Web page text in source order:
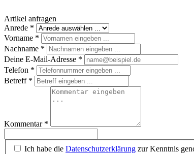
Artikel anfragen
Anrede *
Vorname *
Nachname *
Deine E-Mail-Adresse *
Telefon *
Betreff *
Kommentar *
Ich habe die Datenschutzerklärung zur Kenntnis